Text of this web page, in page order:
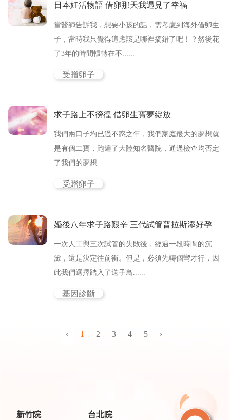
日本妊活物語 借卵那天我遇見了幸福
當醫師告訴我，想要小孩的話，需考慮到海外借卵生
子，當時我只覺得這應該是哪裡搞錯了吧！？然後花
了3年的時間輾轉在不......
受贈卵子
求子路上不徬徨 借卵生寶夢綻放
我們兩口子均已過不惑之年，我們家庭最大的夢想就
是有個二寶，跑遍了大陸知名醫院，通過檢查均否定
了我們的夢想..........
受贈卵子
婚後八年求子路艱辛 三代試管普拉斯添好孕
一次人工與三次試管的失敗後，經過一段時間的沉
澱，還是決定往前衝。但是，必須先轉個彎才行，因
此我們選擇踏入了送子鳥......
基因診斷
‹ 1 2 3 4 5 ›
新竹院 台北院